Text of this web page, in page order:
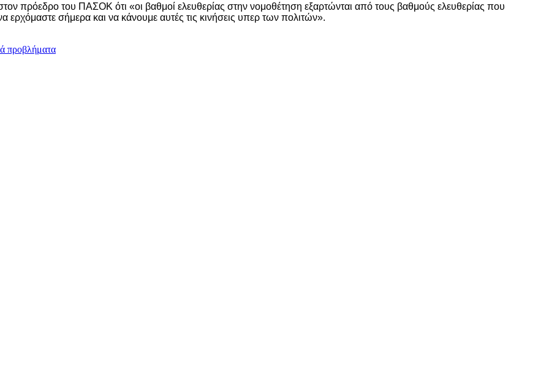
πρόεδρο του ΠΑΣΟΚ ότι «οι βαθμοί ελευθερίας στην νομοθέτηση εξαρτώνται από τους βαθμούς ελευθερίας που
σήμερα και να κάνουμε αυτές τις κινήσεις υπερ των πολιτών».
προβλήματα